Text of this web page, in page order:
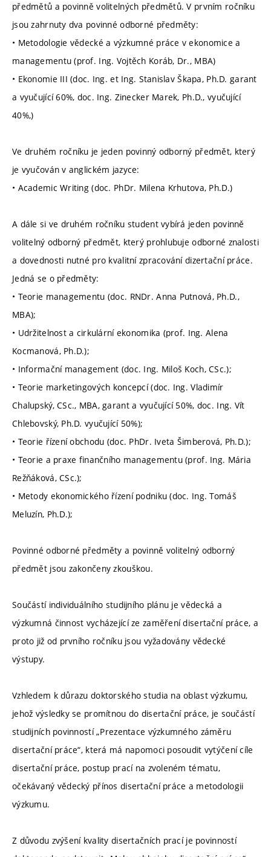
předmětů a povinně volitelných předmětů. V prvním ročníku
jsou zahrnuty dva povinné odborné předměty:
• Metodologie vědecké a výzkumné práce v ekonomice a
managementu (prof. Ing. Vojtěch Koráb, Dr., MBA)
• Ekonomie III (doc. Ing. et Ing. Stanislav Škapa, Ph.D. garant
a vyučující 60%, doc. Ing. Zinecker Marek, Ph.D., vyučující
40%,)
Ve druhém ročníku je jeden povinný odborný předmět, který
je vyučován v anglickém jazyce:
• Academic Writing (doc. PhDr. Milena Krhutova, Ph.D.)
A dále si ve druhém ročníku student vybírá jeden povinně
volitelný odborný předmět, který prohlubuje odborné znalosti
a dovednosti nutné pro kvalitní zpracování dizertační práce.
Jedná se o předměty:
• Teorie managementu (doc. RNDr. Anna Putnová, Ph.D.,
MBA);
• Udržitelnost a cirkulární ekonomika (prof. Ing. Alena
Kocmanová, Ph.D.);
• Informační management (doc. Ing. Miloš Koch, CSc.);
• Teorie marketingových koncepcí (doc. Ing. Vladimír
Chalupský, CSc., MBA, garant a vyučující 50%, doc. Ing. Vít
Chlebovský, Ph.D. vyučující 50%);
• Teorie řízení obchodu (doc. PhDr. Iveta Šimberová, Ph.D.);
• Teorie a praxe finančního managementu (prof. Ing. Mária
Režňáková, CSc.);
• Metody ekonomického řízení podniku (doc. Ing. Tomáš
Meluzín, Ph.D.);
Povinné odborné předměty a povinně volitelný odborný
předmět jsou zakončeny zkouškou.
Součástí individuálního studijního plánu je vědecká a
výzkumná činnost vycházející ze zaměření disertační práce, a
proto již od prvního ročníku jsou vyžadovány vědecké
výstupy.
Vzhledem k důrazu doktorského studia na oblast výzkumu,
jehož výsledky se promítnou do disertační práce, je součástí
studijních povinností „Prezentace výzkumného záměru
disertační práce“, která má napomoci posoudit vytýčení cíle
disertační práce, postup prací na zvoleném tématu,
očekávaný vědecký přínos disertační práce a metodologii
výzkumu.
Z důvodu zvýšení kvality disertačních prací je povinností